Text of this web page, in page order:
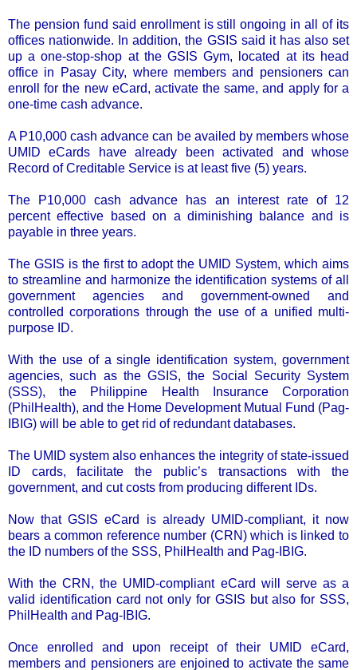
The pension fund said enrollment is still ongoing in all of its
offices nationwide. In addition, the GSIS said it has also set
up a one-stop-shop at the GSIS Gym, located at its head
office in Pasay City, where members and pensioners can
enroll for the new eCard, activate the same, and apply for a
one-time cash advance.
A P10,000 cash advance can be availed by members whose
UMID eCards have already been activated and whose
Record of Creditable Service is at least five (5) years.
The P10,000 cash advance has an interest rate of 12
percent effective based on a diminishing balance and is
payable in three years.
The GSIS is the first to adopt the UMID System, which aims
to streamline and harmonize the identification systems of all
government agencies and government-owned and
controlled corporations through the use of a unified multi-
purpose ID.
With the use of a single identification system, government
agencies, such as the GSIS, the Social Security System
(SSS), the Philippine Health Insurance Corporation
(PhilHealth), and the Home Development Mutual Fund (Pag-
IBIG) will be able to get rid of redundant databases.
The UMID system also enhances the integrity of state-issued
ID cards, facilitate the public’s transactions with the
government, and cut costs from producing different IDs.
Now that GSIS eCard is already UMID-compliant, it now
bears a common reference number (CRN) which is linked to
the ID numbers of the SSS, PhilHealth and Pag-IBIG.
With the CRN, the UMID-compliant eCard will serve as a
valid identification card not only for GSIS but also for SSS,
PhilHealth and Pag-IBIG.
Once enrolled and upon receipt of their UMID eCard,
members and pensioners are enjoined to activate the same